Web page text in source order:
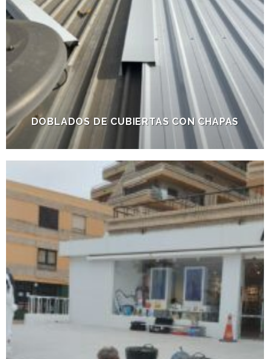
DOBLADOS DE CUBIERTAS CON CHAPAS